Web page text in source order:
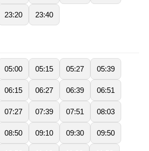
23:20 23:40
05:00 05:15 05:27 05:39
06:15 06:27 06:39 06:51
07:27 07:39 07:51 08:03
08:50 09:10 09:30 09:50